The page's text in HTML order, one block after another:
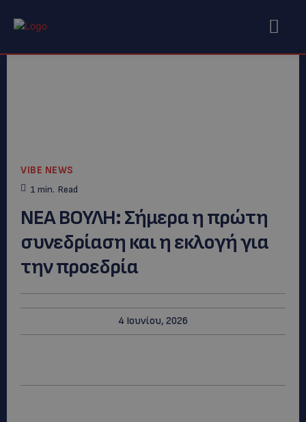
VIBE NEWS
1 min. Read
ΝΕΑ ΒΟΥΛΗ: Σήμερα η πρώτη
συνεδρίαση και η εκλογή για
την προεδρία
4 Ιουνίου, 2026